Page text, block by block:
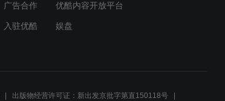
广告合作 优酷内容开放平台
入驻优酷 娱盘
出版物经营许可证：新出发京批字第直150118号